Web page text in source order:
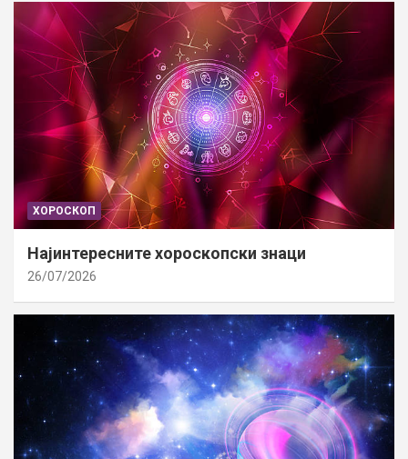
ХОРОСКОП
Најинтересните хороскопски знаци
26/07/2026